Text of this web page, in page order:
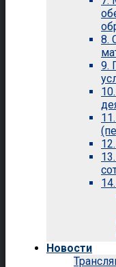
8.
9.
Новости